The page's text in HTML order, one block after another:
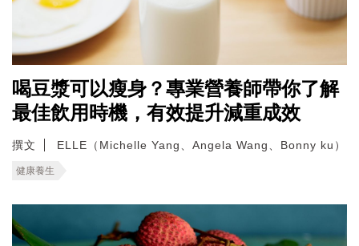
喝豆漿可以瘦身？專業營養師帶你了解
最佳飲用時機，有效提升減重成效
撰文 ELLE（Michelle Yang、Angela Wang、Bonny ku）
健康養生